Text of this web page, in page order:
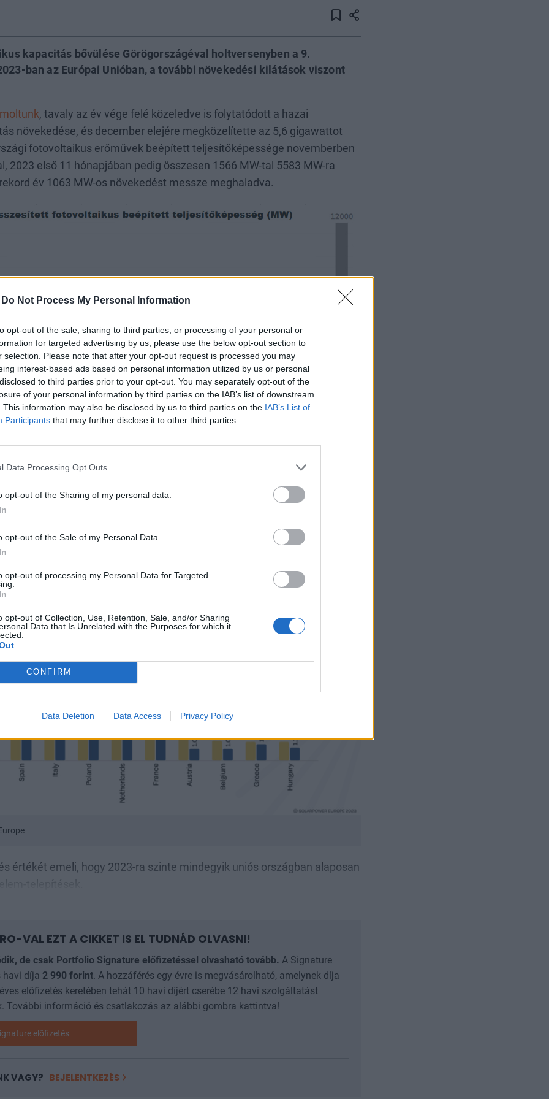
Do Not Process My Personal Information
opt-out of the sale, sharing to third parties, or processing of your personal or
for targeted advertising by us, please use the below opt-out section to
selection. Please note that after your opt-out request is processed you may
interest-based ads based on personal information utilized by us or personal
to third parties prior to your opt-out. You may separately opt-out of the
of your personal information by third parties on the IAB’s list of downstream
This information may also be disclosed by us to third parties on the IAB’s List of
Participants that may further disclose it to other third parties.
Data Processing Opt Outs
opt-out of the Sharing of my personal data.
opt-out of the Sale of my Personal Data.
opt-out of processing my Personal Data for Targeted
opt-out of Collection, Use, Retention, Sale, and/or Sharing
Data that Is Unrelated with the Purposes for which it
CONFIRM
Data Deletion Data Access Privacy Policy
kapacitás bővülése Görögországéval holtversenyben a 9.
ban az Európai Unióban, a további növekedési kilátások viszont
, tavaly az év vége felé közeledve is folytatódott a hazai
növekedése, és december elejére megközelítette az 5,6 gigawattot
fotovoltaikus erőművek beépített teljesítőképessége novemberben
2023 első 11 hónapjában pedig összesen 1566 MW-tal 5583 MW-ra
év 1063 MW-os növekedést messze meghaladva.
összevetésben is jelentős. Bár a decemberi adatok még nem
legnagyobb volt 2023-ban az Európai Unióban a SolarPower Europe
jelentése szerint. Ezzel Magyarország
-et követően került fel ismét a
értékét emeli, hogy 2023-ra szinte mindegyik uniós országban alaposan
VAL EZT A CIKKET IS EL TUDNÁD OLVASNI!
de csak Portfolio Signature előfizetéssel olvasható tovább. A Signature
havi díja 2 990 forint. A hozzáférés egy évre is megvásárolható, amelynek díja
előfizetés keretében tehát 10 havi díjért cserébe 12 havi szolgáltatást
További információ és csatlakozás az alábbi gombra kattintva!
előfizetés
VAGY? BEJELENTKEZÉS